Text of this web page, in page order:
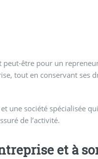
être pour un
tout en conservant ses
une société spécialisée
de l’activité.
et à